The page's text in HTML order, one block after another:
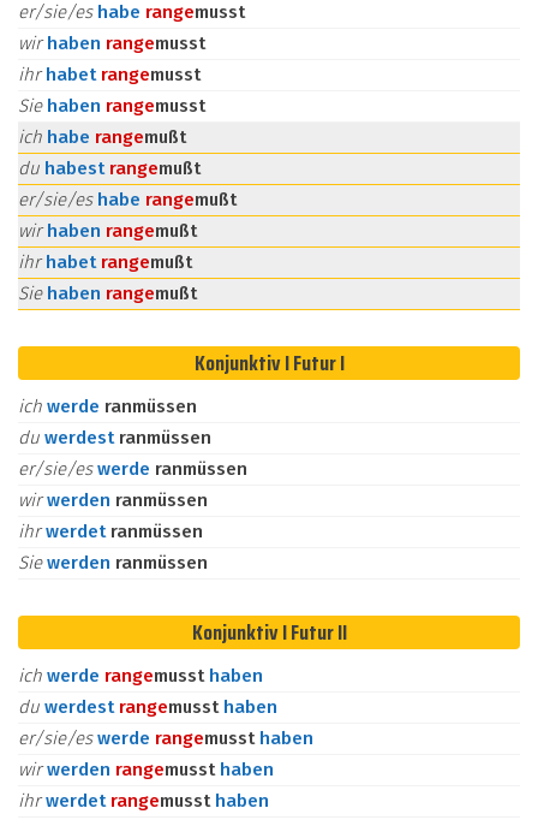
er/sie/es habe rangemusst
wirhaben rangemusst
ihrhabet rangemusst
Sie haben rangemusst
ich habe rangemußt
du habest rangemußt
er/sie/es habe rangemußt
wirhaben rangemußt
ihrhabet rangemußt
Sie haben rangemußt
Konjunktiv I Futur I
ich werde ranmüssen
du werdest ranmüssen
er/sie/eswerde ranmüssen
wirwerden ranmüssen
ihrwerdet ranmüssen
Siewerden ranmüssen
Konjunktiv I Futur II
ich werde rangemusst haben
du werdest rangemusst haben
er/sie/eswerde rangemusst haben
wirwerden rangemusst haben
ihrwerdet rangemusst haben